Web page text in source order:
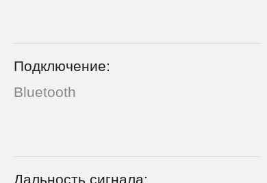
Подключение:
Bluetooth
Дальность сигнала: